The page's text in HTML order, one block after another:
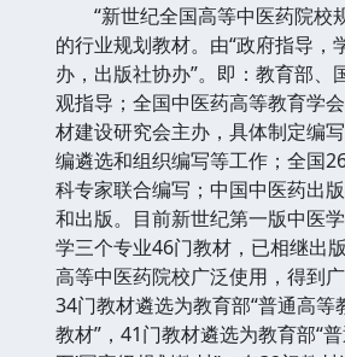
“新世纪全国高等中医药院校
的行业规划教材。由“政府指导，
办，出版社协办”。即：教育部、
观指导；全国中医药高等教育学
材建设研究会主办，具体制定编
编遴选和组织编写等工作；全国
科专家联合编写；中国中医药出
和出版。目前新世纪第一版中医
学三个专业46门教材，已相继出
高等中医药院校广泛使用，得到
34门教材遴选为教育部“普通高等
教材”，41门教材遴选为教育部“